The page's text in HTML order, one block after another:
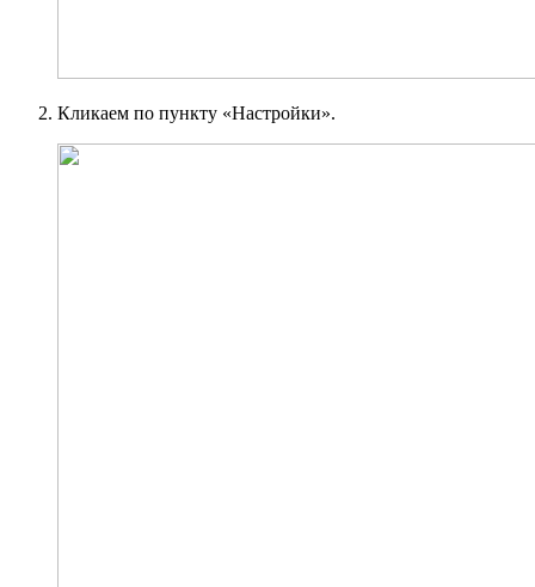
Кликаем по пункту «Настройки».